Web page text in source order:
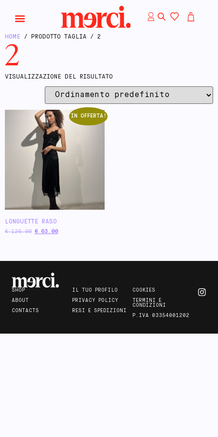
HOME / PRODOTTO TAGLIA / 2
2
VISUALIZZAZIONE DEL RISULTATO
IN OFFERTA!
LONGUETTE RASO
€126.00 € 63.00
SHOP
ABOUT
CONTACTS
IL TUO PROFILO
PRIVACY POLICY
RESI E SPEDIZIONI
COOKIES
TERMINI E
CONDIZIONI
P.IVA 03354001202